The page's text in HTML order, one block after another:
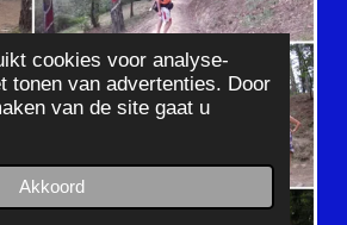
cookies voor analyse-
tonen van advertenties. Door
van de site gaat u
Akkoord